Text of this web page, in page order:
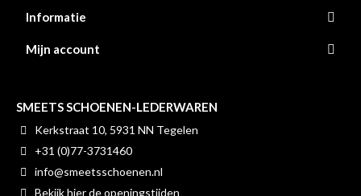
Informatie
Mijn account
SMEETS SCHOENEN-LEDERWAREN
Kerkstraat 10, 5931 NN Tegelen
+31 (0)77-3731460
info@smeetsschoenen.nl
Bekijk hier de openingstijden